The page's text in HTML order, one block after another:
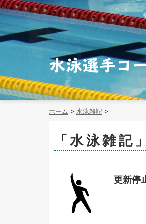
ホーム > 水泳雑記 >
「水泳雑記
更新停